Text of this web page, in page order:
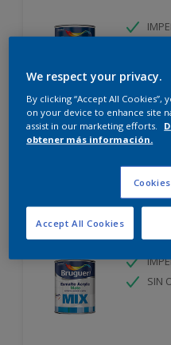
Comparar
Esmalte Acrylic Mate
SIN
We respect your privacy.
By clicking “Accept All
on your device to enhance site
assist in our marketing efforts.
obtener más información.
Accept All Cookies